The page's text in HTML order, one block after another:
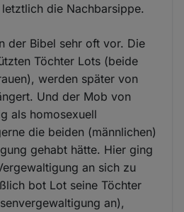
die Nachbarsippe.
der Bibel sehr oft vor. Die
Töchter Lots (beide
werden später von
Und der Mob von
als homosexuell
die beiden (männlichen)
gehabt hätte. Hier ging
an sich zu
bot Lot seine Töchter
an),